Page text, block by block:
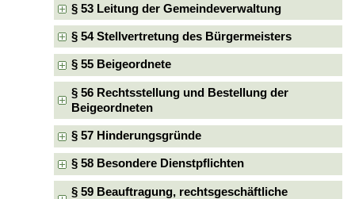
§ 53 Leitung der Gemeindeverwaltung
§ 54 Stellvertretung des Bürgermeisters
§ 55 Beigeordnete
§ 56 Rechtsstellung und Bestellung der
Beigeordneten
§ 57 Hinderungsgründe
§ 58 Besondere Dienstpflichten
§ 59 Beauftragung, rechtsgeschäftliche